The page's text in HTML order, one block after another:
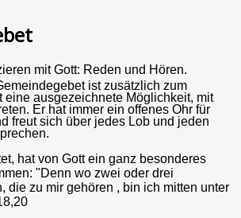
mit Gott: Reden und Hören.
ist zusätzlich zum
eine ausgezeichnete Möglichkeit, mit
Er hat immer ein offenes Ohr für
freut sich über jedes Lob und jeden
hat von Gott ein ganz besonderes
"Denn wo zwei oder drei
die zu mir gehören , bin ich mitten unter